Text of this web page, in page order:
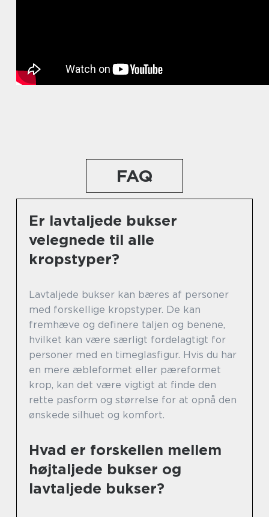
FAQ
Er lavtaljede bukser
velegnede til alle
kropstyper?
Lavtaljede bukser kan bæres af personer
med forskellige kropstyper. De kan
fremhæve og definere taljen og benene,
hvilket kan være særligt fordelagtigt for
personer med en timeglasfigur. Hvis du har
en mere æbleformet eller pæreformet
krop, kan det være vigtigt at finde den
rette pasform og størrelse for at opnå den
ønskede silhuet og komfort.
Hvad er forskellen mellem
højtaljede bukser og
lavtaljede bukser?